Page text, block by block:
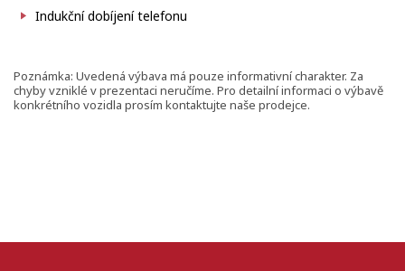
Indukční dobíjení telefonu
Poznámka: Uvedená výbava má pouze informativní charakter. Za
chyby vzniklé v prezentaci neručíme. Pro detailní informaci o výbavě
konkrétního vozidla prosím kontaktujte naše prodejce.